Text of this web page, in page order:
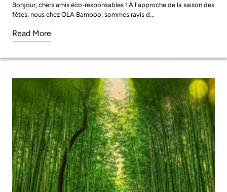
Bonjour, chers amis éco-responsables ! À l'approche de la saison des
fêtes, nous chez OLA Bamboo, sommes ravis d...
Read More